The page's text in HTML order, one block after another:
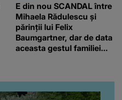
E din nou SCANDAL între
Mihaela Rădulescu și
părinții lui Felix
Baumgartner, dar de data
aceasta gestul familiei
noastră! Fostei
prezentatoare nici că-i